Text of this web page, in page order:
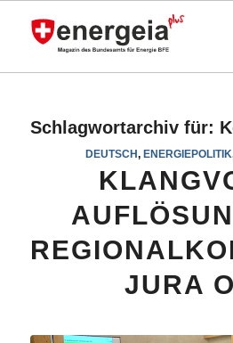
Schlagwortarchiv für:
DEUTSCH,ENERGIEPOLITIK
JURA